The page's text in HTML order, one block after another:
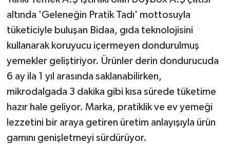
altında 'Geleneğin Pratik Tadı' mottosuyla
tüketiciyle buluşan Bidaa, gıda teknolojisini
kullanarak koruyucu içermeyen dondurulmuş
yemekler geliştiriyor. Ürünler derin dondurucuda
6 ay ila 1 yıl arasında saklanabilirken,
mikrodalgada 3 dakika gibi kısa sürede tüketime
hazır hale geliyor. Marka, pratiklik ve ev yemeği
lezzetini bir araya getiren üretim anlayışıyla ürün
gamını genişletmeyi sürdürüyor.